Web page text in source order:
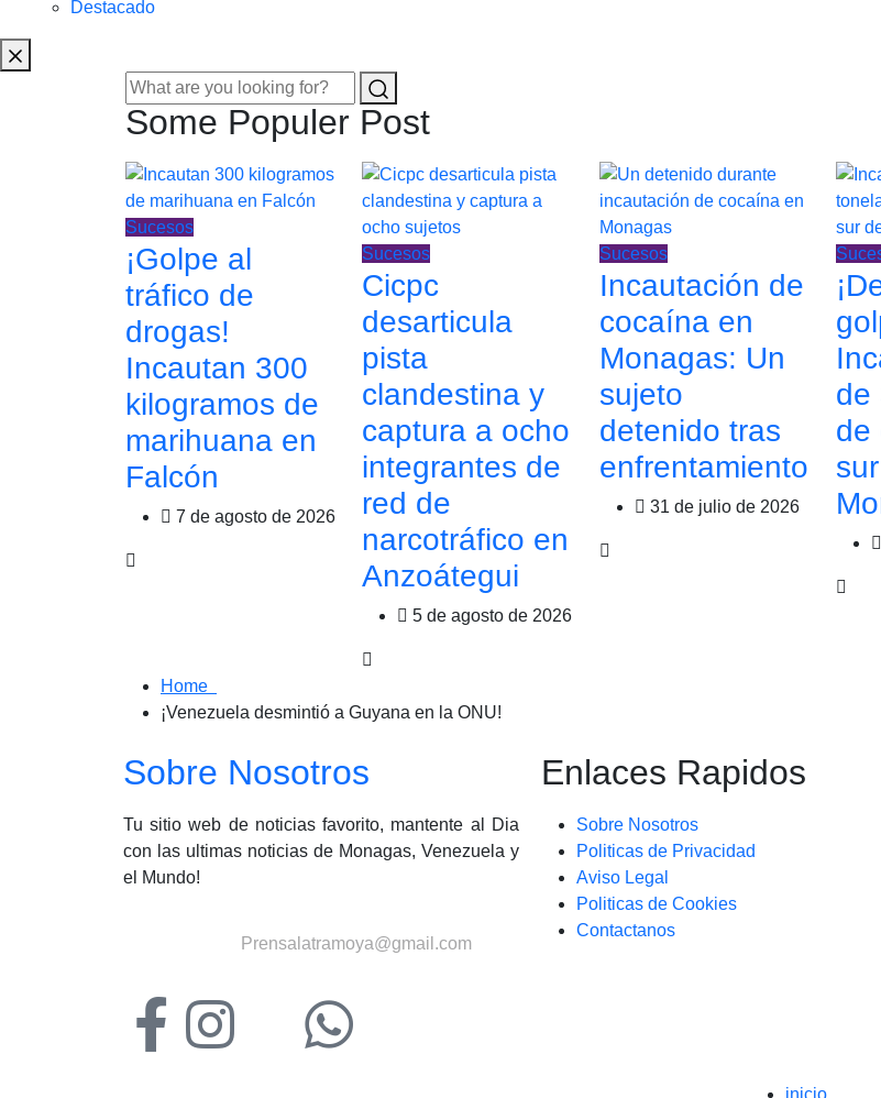
Destacado
Some Populer Post
Sucesos
¡Golpe al
tráfico de
drogas!
Incautan 300
kilogramos de
marihuana en
Falcón
7 de agosto de 2026
Sucesos
Cicpc
desarticula
pista
clandestina y
captura a ocho
integrantes de
red de
narcotráfico en
Anzoátegui
5 de agosto de 2026
Sucesos
Incautación de
cocaína en
Monagas: Un
sujeto
detenido tras
enfrentamiento
31 de julio de 2026
de
de
Home
¡Venezuela desmintió a Guyana en la ONU!
Sobre Nosotros
Tu sitio web de noticias favorito, mantente al Dia
con las ultimas noticias de Monagas, Venezuela y
el Mundo!
Prensalatramoya@gmail.com
Enlaces Rapidos
Sobre Nosotros
Politicas de Privacidad
Aviso Legal
Politicas de Cookies
Contactanos
inicio